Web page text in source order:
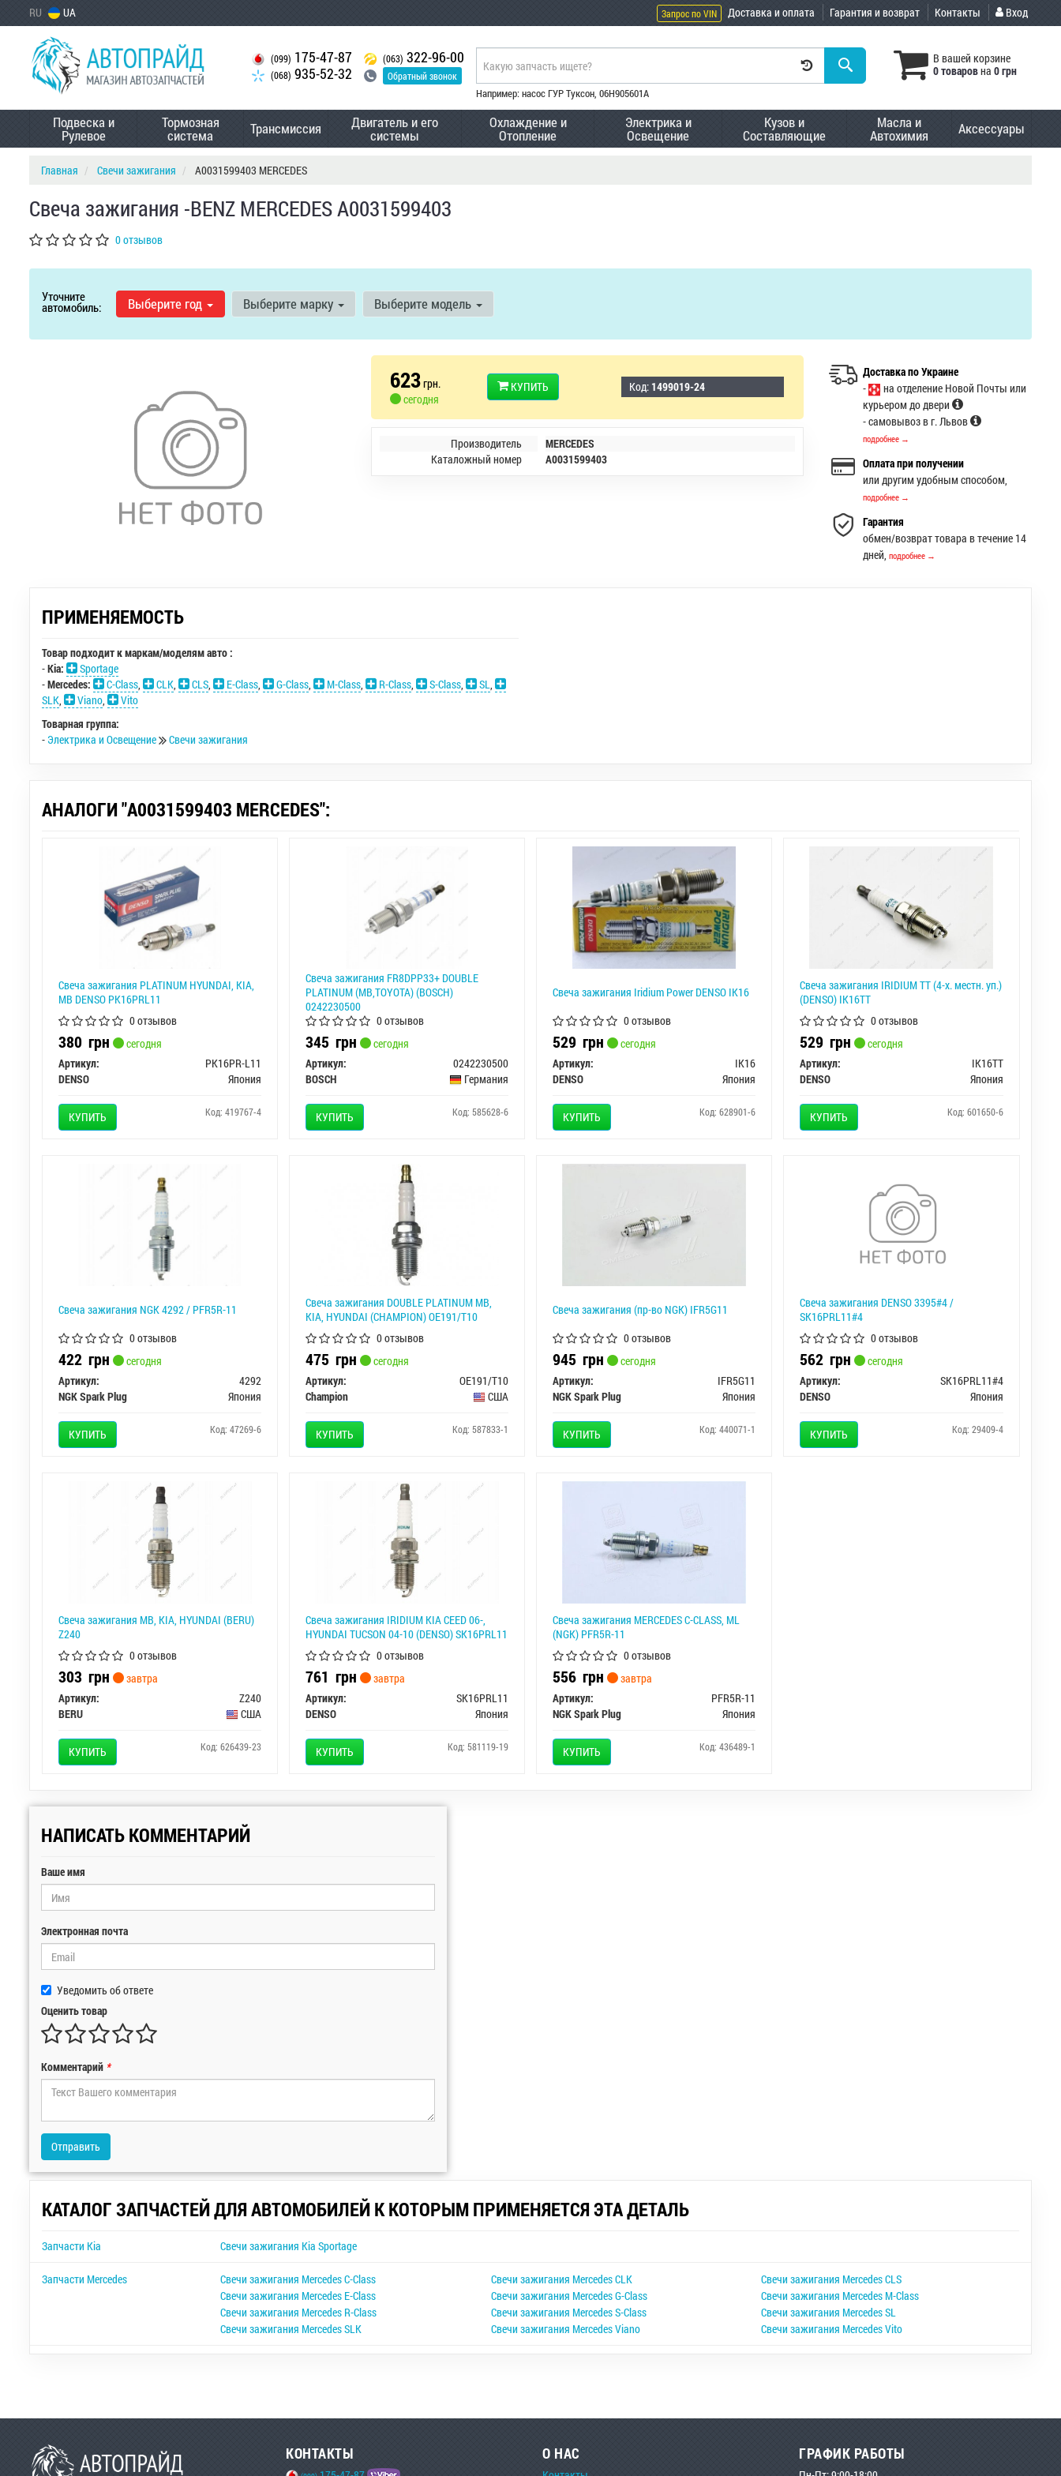
RU UA Запрос по VIN Доставка и оплата Гарантия и возврат Контакты Вход
(099) 175-47-87
(068) 935-52-32
(063) 322-96-00
Обратный звонок
В вашей корзине
0 товаровна 0 грн
Например: насос ГУР Туксон, 06H905601A
Подвеска и
Рулевое
Тормозная
система Трансмиссия Двигатель и его
системы
Охлаждение и
Отопление
Электрика и
Освещение
Кузов и
Составляющие
Масла и
Автохимия Аксессуары
Главная Свечи зажигания A0031599403 MERCEDES
Свеча зажигания -BENZ MERCEDES A0031599403
0 отзывов
Уточните
автомобиль: Выберите год Выберите марку Выберите модель
623грн.
сегодня
КУПИТЬ Код: 1499019-24
Производитель
MERCEDES
Каталожный номер
A0031599403
Доставка по Украине
-
на отделение Новой Почты или
курьером до двери
- самовывоз в г. Львов
подробнее →
Оплата при получении
или другим удобным способом,
подробнее →
Гарантия
обмен/возврат товара в течение 14
дней,подробнее →
ПРИМЕНЯЕМОСТЬ
Товар подходит к маркам/моделям авто :
-Kia:
Sportage
-Mercedes: C-Class, CLK, CLS, E-Class, G-Class, M-Class, R-Class, S-Class, SL,
SLK, Viano,
Vito
Товарная группа:
- Электрика и Освещение Свечи зажигания
АНАЛОГИ "A0031599403 MERCEDES":
Свеча зажигания PLATINUM HYUNDAI, KIA,
MB DENSO PK16PRL11
0 отзывов
380 грн
сегодня
Артикул:
PK16PR-L11
DENSO
Япония
КУПИТЬ Код: 419767-4
Свеча зажигания FR8DPP33+ DOUBLE
PLATINUM (MB,TOYOTA) (BOSCH)
0242230500
0 отзывов
345 грн
сегодня
Артикул:
0242230500
BOSCH
Германия
КУПИТЬ Код: 585628-6
Свеча зажигания Iridium Power DENSO IK16
0 отзывов
529 грн
сегодня
Артикул:
IK16
DENSO
Япония
КУПИТЬ Код: 628901-6
Свеча зажигания IRIDIUM TT (4-х. местн. уп.)
(DENSO) IK16TT
0 отзывов
529грн
сегодня
Артикул:
IK16TT
DENSO
Япония
КУПИТЬ Код: 601650-6
Свеча зажигания NGK 4292 / PFR5R-11
0 отзывов
422 грн
сегодня
Артикул:
4292
NGK Spark Plug
Япония
КУПИТЬ Код: 47269-6
Свеча зажигания DOUBLE PLATINUM MB,
KIA, HYUNDAI (CHAMPION) OE191/T10
0 отзывов
475 грн
сегодня
Артикул:
OE191/T10
Champion
США
КУПИТЬ Код: 587833-1
Свеча зажигания (пр-во NGK) IFR5G11
0 отзывов
945 грн
сегодня
Артикул:
IFR5G11
NGK Spark Plug
Япония
КУПИТЬ Код: 440071-1
Свеча зажигания DENSO 3395#4 /
SK16PRL11#4
0 отзывов
562грн
сегодня
Артикул:
SK16PRL11#4
DENSO
Япония
КУПИТЬ Код: 29409-4
Свеча зажигания MB, KIA, HYUNDAI (BERU)
Z240
0 отзывов
303 грн
завтра
Артикул:
Z240
BERU
США
КУПИТЬ Код: 626439-23
Свеча зажигания IRIDIUM KIA CEED 06-,
HYUNDAI TUCSON 04-10 (DENSO) SK16PRL11
0 отзывов
761 грн
завтра
Артикул:
SK16PRL11
DENSO
Япония
КУПИТЬ Код: 581119-19
Свеча зажигания MERCEDES C-CLASS, ML
(NGK) PFR5R-11
0 отзывов
556 грн
завтра
Артикул:
PFR5R-11
NGK Spark Plug
Япония
КУПИТЬ Код: 436489-1
НАПИСАТЬ КОММЕНТАРИЙ
Ваше имя
Электронная почта
Уведомить об ответе
Оценить товар
Комментарий *
Отправить
КАТАЛОГ ЗАПЧАСТЕЙ ДЛЯ АВТОМОБИЛЕЙ К КОТОРЫМ ПРИМЕНЯЕТСЯ ЭТА ДЕТАЛЬ
Запчасти Kia Свечи зажигания Kia Sportage
Запчасти Mercedes Свечи зажигания Mercedes C-Class Свечи зажигания Mercedes CLK
Свечи зажигания Mercedes CLS
Свечи зажигания Mercedes E-Class
Свечи зажигания Mercedes G-Class
Свечи зажигания Mercedes M-Class
Свечи зажигания Mercedes R-Class
Свечи зажигания Mercedes S-Class
Свечи зажигания Mercedes SL
Свечи зажигания Mercedes SLK
Свечи зажигания Mercedes Viano Свечи зажигания Mercedes Vito
КОНТАКТЫ О НАС ГРАФИК РАБОТЫ